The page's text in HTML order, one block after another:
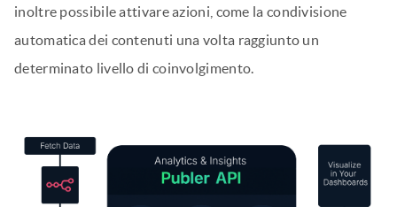
il tasso di coinvolgimento e il punteggio degli hashtag.
Analisi della concorrenza: Effettuare un benchmark
con i post dei concorrenti, individuare i modelli di
Spazio di lavoro e informazioni sui membri:
Monitoraggio dell’attività e delle prestazioni dei team
o dei clienti, ideale per le agenzie e i grandi team